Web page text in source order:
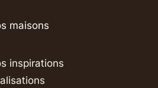
maisons
inspirations